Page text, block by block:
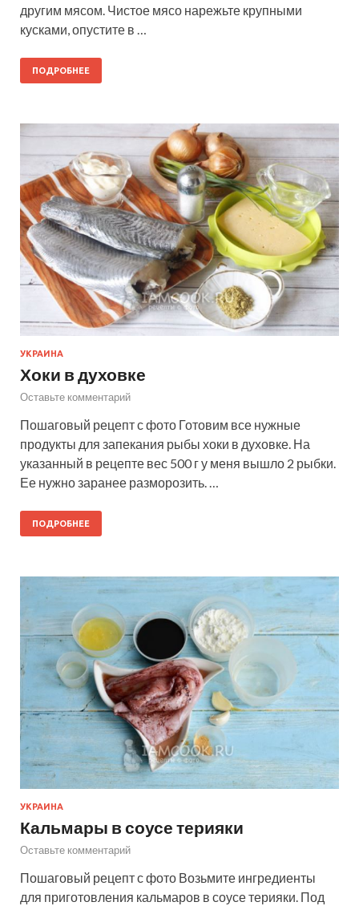
другим мясом. Чистое мясо нарежьте крупными
кусками, опустите в …
ПОДРОБНЕЕ
УКРАИНА
Хоки в духовке
Оставьте комментарий
Пошаговый рецепт с фото Готовим все нужные
продукты для запекания рыбы хоки в духовке. На
указанный в рецепте вес 500 г у меня вышло 2 рыбки.
Ее нужно заранее разморозить. …
ПОДРОБНЕЕ
УКРАИНА
Кальмары в соусе терияки
Оставьте комментарий
Пошаговый рецепт с фото Возьмите ингредиенты
для приготовления кальмаров в соусе терияки. Под